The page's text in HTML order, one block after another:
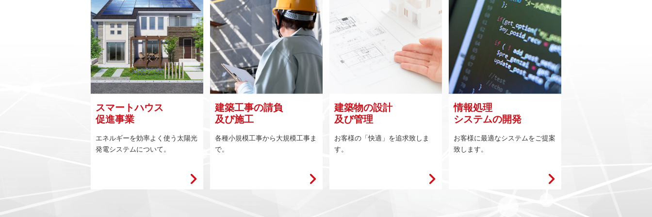
スマートハウス
促進事業
エネルギーを効率よく使う太陽光
発電システムについて。
建築工事の請負
及び施工
各種小規模工事から大規模工事ま
で。
建築物の設計
及び管理
お客様の「快適」を追求致しま
す。
情報処理
システムの開発
お客様に最適なシステムをご提案
致します。